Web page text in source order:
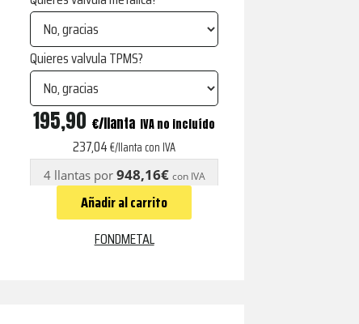
Quieres valvula TPMS?
IOKE
BLACK
cantidad
195,90 € IVA no incluído
237,04€/llanta con IVA
4 llantas por 948,16€ con IVA
Añadir al carrito
FONDMETAL